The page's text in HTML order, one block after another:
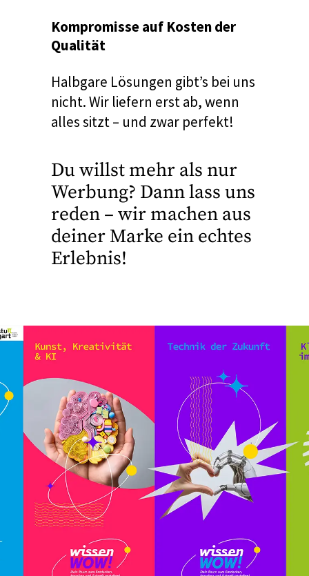
Kompromisse auf Kosten der
Qualität
Halbgare Lösungen gibt’s bei uns
nicht. Wir liefern erst ab, wenn
alles sitzt – und zwar perfekt!
Du willst mehr als nur
Werbung? Dann lass uns
reden – wir machen aus
deiner Marke ein echtes
Erlebnis!